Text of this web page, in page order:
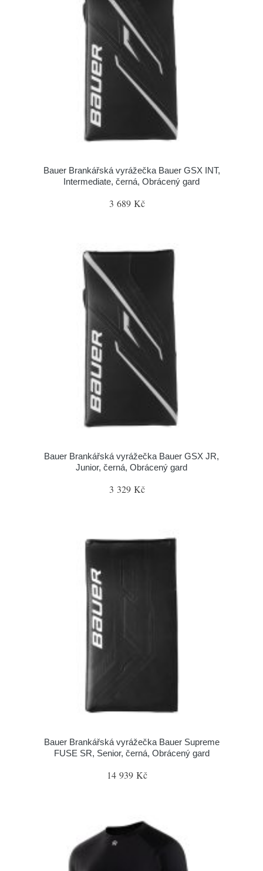
Bauer Brankářská vyrážečka Bauer GSX INT,
Intermediate, černá, Obrácený gard
3 689 Kč
Bauer Brankářská vyrážečka Bauer GSX JR,
Junior, černá, Obrácený gard
3 329 Kč
Bauer Brankářská vyrážečka Bauer Supreme
FUSE SR, Senior, černá, Obrácený gard
14 939 Kč